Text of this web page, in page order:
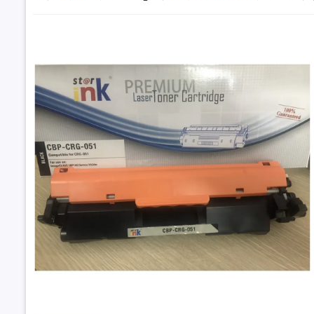
Mã hộp mực
Màu sắc
Dung
Loại hộp
Máy in
Máy in
Hộp mực
Ink giá rẻ